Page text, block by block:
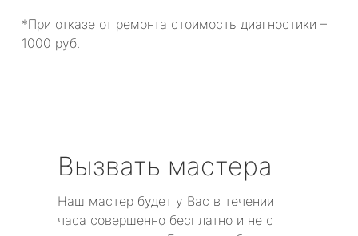
*При отказе от ремонта стоимость диагностики –
1000 руб.
Вызвать мастера
Наш мастер будет у Вас в течении
часа совершенно бесплатно и не с